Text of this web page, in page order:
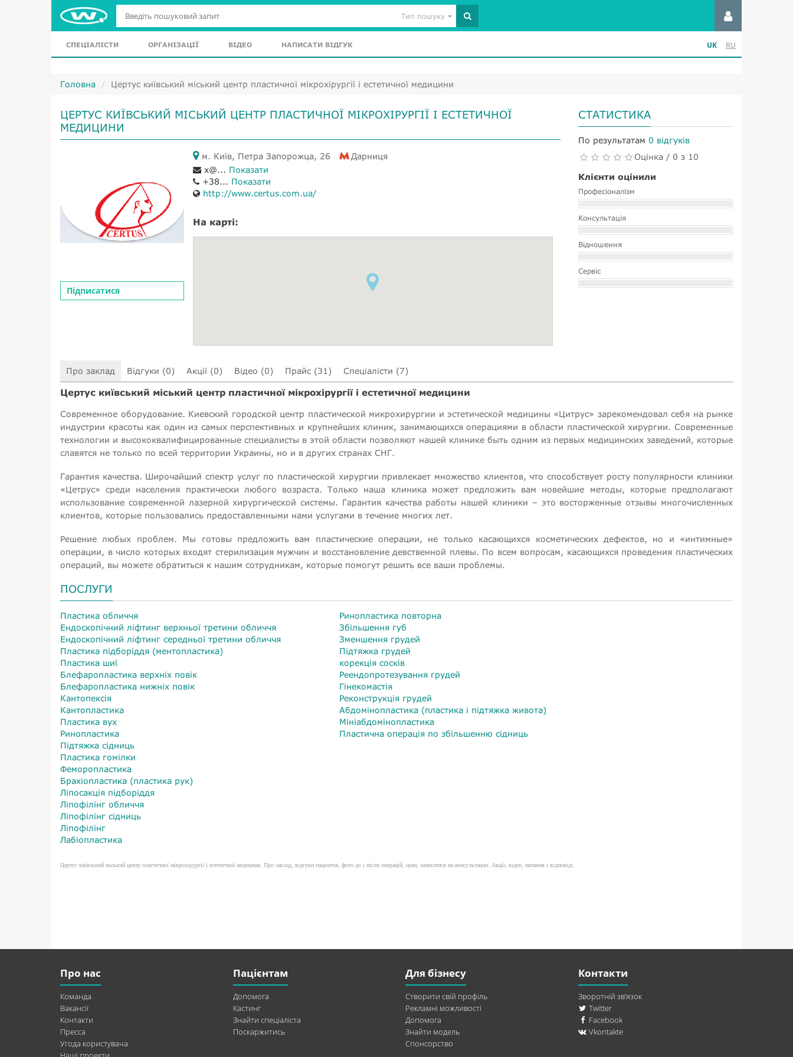
Тип пошуку
СПЕЦІАЛІСТИ ОРГАНІЗАЦІЇ ВІДЕО НАПИСАТИ ВІДГУК UK RU
Головна Цертус київський міський центр пластичної мікрохірургії і естетичної медицини
ЦЕРТУС КИЇВСЬКИЙ МІСЬКИЙ ЦЕНТР ПЛАСТИЧНОЇ МІКРОХІРУРГІЇ І ЕСТЕТИЧНОЇ
МЕДИЦИНИ
Підписатися
м. Київ, Петра Запорожца, 26
Дарниця
x@... Показати
+38... Показати
http://www.certus.com.ua/
На карті:
СТАТИСТИКА
По результатам 0 відгуків
Оцінка / 0 з 10
Клієнти оцінили
Професіоналізм
Консультація
Відношення
Сервіс
Про заклад Відгуки (0) Акції (0) Відео (0) Прайс (31) Спеціалісти (7)
Цертус київський міський центр пластичної мікрохірургії і естетичної медицини
Современное оборудование. Киевский городской центр пластической микрохирургии и эстетической медицины «Цитрус» зарекомендовал себя на рынке
индустрии красоты как один из самых перспективных и крупнейших клиник, занимающихся операциями в области пластической хирургии. Современные
технологии и высококвалифицированные специалисты в этой области позволяют нашей клинике быть одним из первых медицинских заведений, которые
славятся не только по всей территории Украины, но и в других странах СНГ.
Гарантия качества. Широчайший спектр услуг по пластической хирургии привлекает множество клиентов, что способствует росту популярности клиники
«Цетрус» среди населения практически любого возраста. Только наша клиника может предложить вам новейшие методы, которые предполагают
использование современной лазерной хирургической системы. Гарантия качества работы нашей клиники – это восторженные отзывы многочисленных
клиентов, которые пользовались предоставленными нами услугами в течение многих лет.
Решение любых проблем. Мы готовы предложить вам пластические операции, не только касающихся косметических дефектов, но и «интимные»
операции, в число которых входят стерилизация мужчин и восстановление девственной плевы. По всем вопросам, касающихся проведения пластических
операций, вы можете обратиться к нашим сотрудникам, которые помогут решить все ваши проблемы.
ПОСЛУГИ
Пластика обличчя
Ендоскопічний ліфтинг верхньої третини обличчя
Ендоскопічний ліфтинг середньої третини обличчя
Пластика підборіддя (ментопластика)
Пластика шиї
Блефаропластика верхніх повік
Блефаропластика нижніх повік
Кантопексія
Кантопластика
Пластика вух
Ринопластика
Ринопластика повторна
Збільшення губ
Зменшення грудей
Підтяжка грудей
корекція сосків
Реендопротезування грудей
Гінекомастія
Реконструкція грудей
Абдомінопластика (пластика і підтяжка живота)
Мініабдомінопластика
Пластична операція по збільшенню сідниць
Підтяжка сідниць
Пластика гомілки
Феморопластика
Брахіопластика (пластика рук)
Ліпосакція підборіддя
Ліпофілінг обличчя
Ліпофілінг сідниць
Ліпофілінг
Лабіопластика
Цертус київський міський центр пластичної мікрохірургії і естетичної медицини. Про заклад, відгуки пацієнтів, фото до і після операцій, ціни, записатися на консультацію. Акції, відео, питання і відповіді.
Про нас
Команда
Вакансії
Контакти
Пресса
Угода користувача
Пацієнтам
Допомога
Кастинг
Знайти спеціаліста
Поскаржитись
Для бізнесу
Створити свій профіль
Рекламні можливості
Допомога
Знайти модель
Спонсорство
Контакти
Зворотній зв’язок
Twitter
Facebook
Vkontakte